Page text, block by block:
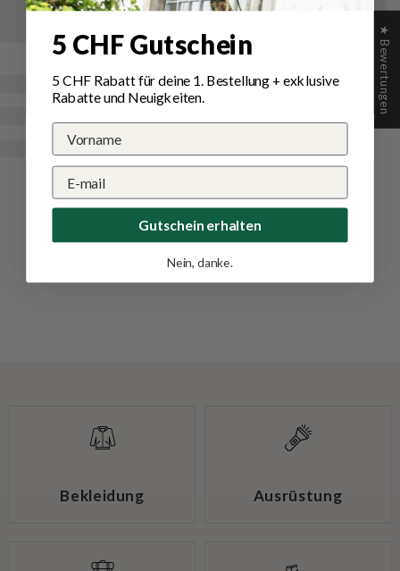
Bekleidung Ausrüstung
★ Bewertungen
5 CHF Gutschein
5 CHF Rabatt für deine 1. Bestellung+ exklusive
Rabatte und Neuigkeiten.
Gutschein erhalten
Nein, danke.